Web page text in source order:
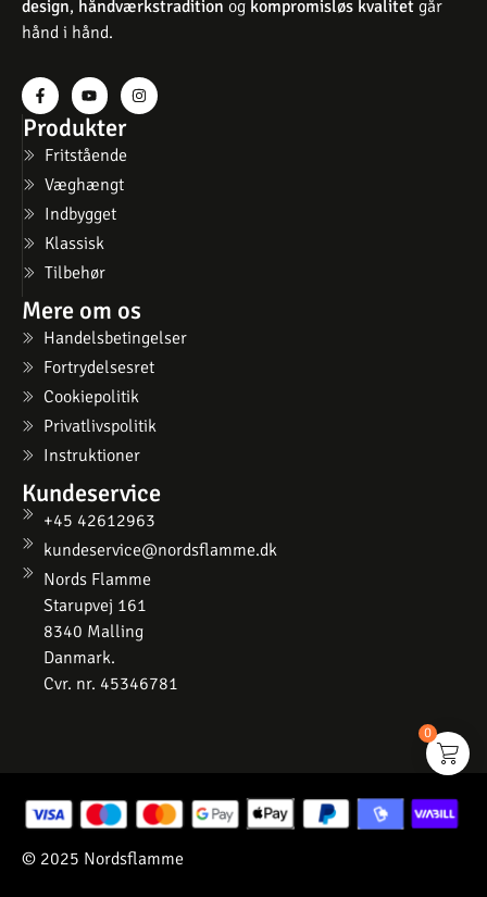
0
design, håndværkstradition og kompromisløs kvalitet går
hånd i hånd.
Produkter
Fritstående
Væghængt
Indbygget
Klassisk
Tilbehør
Mere om os
Handelsbetingelser
Fortrydelsesret
Cookiepolitik
Privatlivspolitik
Instruktioner
Kundeservice
+45 42612963
kundeservice@nordsflamme.dk
Nords Flamme
Starupvej 161
8340 Malling
Danmark.
Cvr. nr. 45346781
© 2025 Nordsflamme